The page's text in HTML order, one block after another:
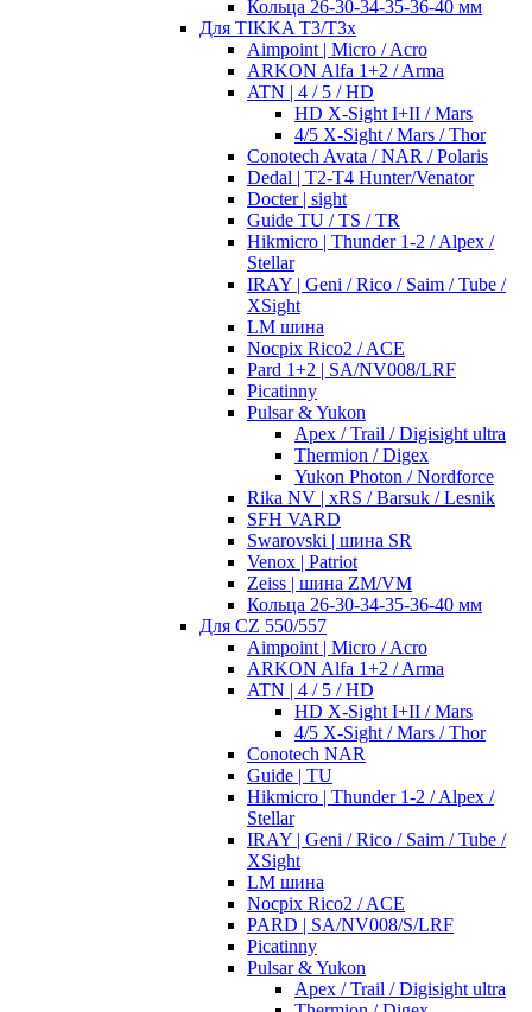
Кольца 26-30-34-35-36-40 мм
Для TIKKA T3/T3x
Aimpoint | Micro / Acro
ARKON Alfa 1+2 / Arma
ATN | 4 / 5 / HD
HD X-Sight I+II / Mars
4/5 X-Sight / Mars / Thor
Conotech Avata / NAR / Polaris
Dedal | T2-T4 Hunter/Venator
Docter | sight
Guide TU / TS / TR
Hikmicro | Thunder 1-2 / Alpex /
Stellar
IRAY | Geni / Rico / Saim / Tube /
XSight
LM шина
Nocpix Rico2 / ACE
Pard 1+2 | SA/NV008/LRF
Picatinny
Pulsar & Yukon
Apex / Trail / Digisight ultra
Thermion / Digex
Yukon Photon / Nordforce
Rika NV | xRS / Barsuk / Lesnik
SFH VARD
Swarovski | шина SR
Venox | Patriot
Zeiss | шина ZM/VM
Кольца 26-30-34-35-36-40 мм
Для CZ 550/557
Aimpoint | Micro / Acro
ARKON Alfa 1+2 / Arma
ATN | 4 / 5 / HD
HD X-Sight I+II / Mars
4/5 X-Sight / Mars / Thor
Conotech NAR
Guide | TU
Hikmicro | Thunder 1-2 / Alpex /
Stellar
IRAY | Geni / Rico / Saim / Tube /
XSight
LM шина
Nocpix Rico2 / ACE
PARD | SA/NV008/S/LRF
Picatinny
Pulsar & Yukon
Apex / Trail / Digisight ultra